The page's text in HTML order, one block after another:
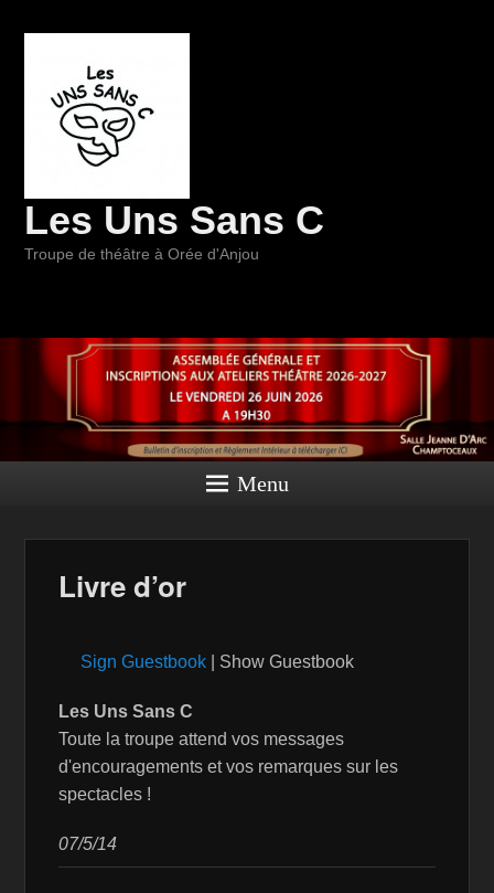
Les Uns Sans C
Troupe de théâtre à Orée d'Anjou
Menu
Livre d’or
Sign Guestbook | Show Guestbook
Les Uns Sans C
Toute la troupe attend vos messages
d'encouragements et vos remarques sur les
spectacles !
07/5/14